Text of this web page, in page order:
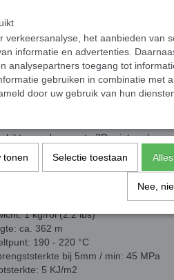
van
smelttemperatuur
besparend (vanwege de lage
schadelijke dampen of vieze geurtjes
voor de meeste 3D printers /
filament met een perfect ronde vorm
PLA, 1.75 mm diameter
1 kg/rol (2.2 lbs)
ca. 362 m
190 - 220 °C
bij 5mm / min: 45 MPa
5 KJ/m2
het aanbieden van
informatie en advertenties.
analysepartners toegang tot
gebruiken in combinatie met
door uw gebruik van hun
tonen Selectie toestaan
Nee,